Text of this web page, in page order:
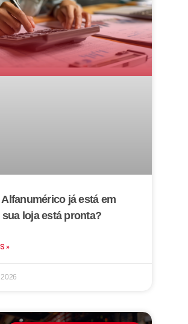
Alfanumérico já está em
loja está pronta?
»